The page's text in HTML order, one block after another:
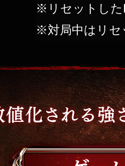
※リセットした
※対局中はリセ